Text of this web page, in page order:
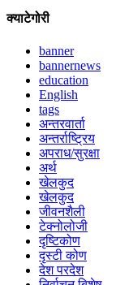
क्याटेगोरी
banner
bannernews
education
English
tags
अन्तरवार्ता
अन्तर्राष्ट्रिय
अपराध/सुरक्षा
अर्थ
खेलकुद
खेलकुद
जीवनशैली
टेक्नोलोजी
दृष्टिकोण
दृस्टी कोण
देश परदेश